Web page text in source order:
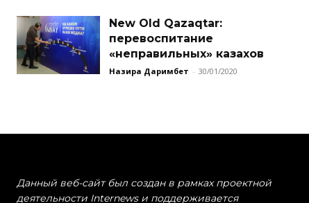
New Old Qazaqtar:
перевоспитание
«неправильных» казахов
Назира Даримбет - 30/01/2020
Данный веб-сайт был создан в рамках проектной
деятельности Internews и поддерживается